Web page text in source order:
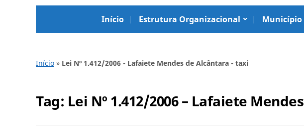
Início Estrutura Organizacional Município
Início » Lei Nº 1.412/2006 - Lafaiete Mendes de Alcântara - taxi
Tag: Lei Nº 1.412/2006 – Lafaiete